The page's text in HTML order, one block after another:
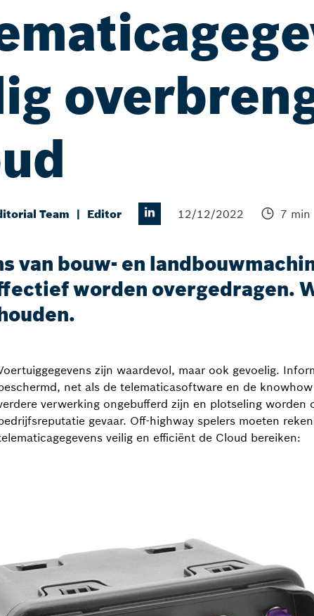
Team Editor 12/12/2022 7 min
van bouw- en
worden overgedragen.
zijn waardevol, maar ook gevoelig.
net als de telematicasoftware en de
verwerking ongebufferd zijn en plotseling
gevaar. Off-highway spelers moeten
veilig en efficiënt de Cloud bereiken: